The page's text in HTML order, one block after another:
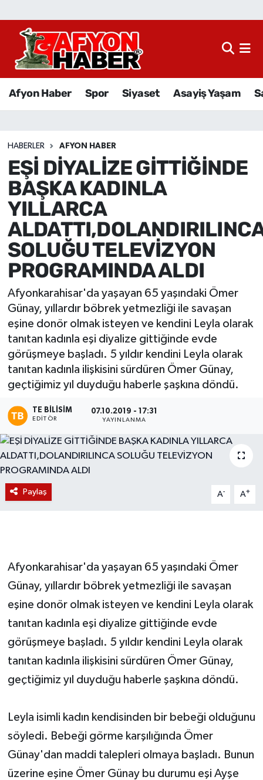
Afyon Haber Spor Siyaset Asayiş Yaşam
HABERLER AFYON HABER
EŞİ DİYALİZE GİTTİĞİNDE
BAŞKA KADINLA
YILLARCA
SOLUĞU TELEVİZYON
PROGRAMINDA ALDI
Afyonkarahisar'da yaşayan 65 yaşındaki Ömer
Günay, yıllardır böbrek yetmezliği ile savaşan
eşine donör olmak isteyen ve kendini Leyla olarak
tanıtan kadınla eşi diyalize gittiğinde evde
görüşmeye başladı. 5 yıldır kendini Leyla olarak
tanıtan kadınla ilişkisini sürdüren Ömer Günay,
geçtiğimiz yıl duyduğu haberle şaşkına döndü.
TE BILISIM
EDITÖR
07.10.2019 - 17:31
YAYINLANMA
Paylaş A- A+
Afyonkarahisar'da yaşayan 65 yaşındaki Ömer
Günay, yıllardır böbrek yetmezliği ile savaşan
eşine donör olmak isteyen ve kendini Leyla olarak
tanıtan kadınla eşi diyalize gittiğinde evde
görüşmeye başladı. 5 yıldır kendini Leyla olarak
tanıtan kadınla ilişkisini sürdüren Ömer Günay,
geçtiğimiz yıl duyduğu haberle şaşkına döndü.
Leyla isimli kadın kendisinden bir bebeği olduğunu
söyledi. Bebeği görme karşılığında Ömer
Günay'dan maddi talepleri olmaya başladı. Bunun
üzerine eşine Ömer Günay bu durumu eşi Ayşe
Afyon Haber
Sağlık
Eğitim
Sivil Toplum
Ekonomi
Etkinlikler